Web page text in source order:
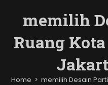
memilih
Ruang
Home > memilih Desain